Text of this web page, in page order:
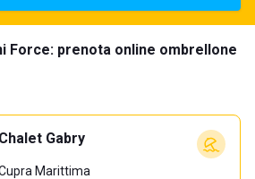
Force: prenota online ombrellone
Chalet Gabry
Marittima